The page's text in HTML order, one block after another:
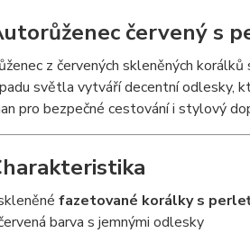
červený s
z červených skleněných
světla vytváří decentní odlesky,
pro bezpečné cestování i stylový
fazetované korálky s
barva s jemnými odlesky